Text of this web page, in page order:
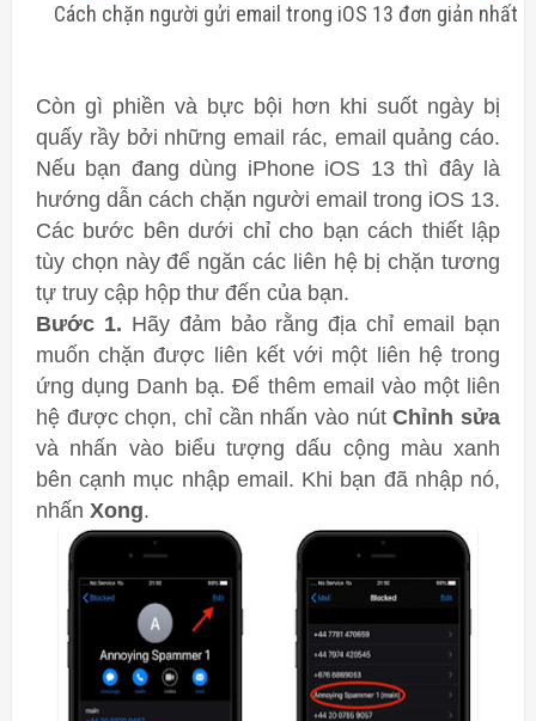
Cách chặn người gửi email trong iOS 13 đơn giản nhất
Còn gì phiền và bực bội hơn khi suốt ngày bị
quấy rầy bởi những email rác, email quảng cáo.
Nếu bạn đang dùng iPhone iOS 13 thì đây là
hướng dẫn cách chặn người email trong iOS 13.
Các bước bên dưới chỉ cho bạn cách thiết lập
tùy chọn này để ngăn các liên hệ bị chặn tương
tự truy cập hộp thư đến của bạn.
Bước 1. Hãy đảm bảo rằng địa chỉ email bạn
muốn chặn được liên kết với một liên hệ trong
ứng dụng Danh bạ. Để thêm email vào một liên
hệ được chọn, chỉ cần nhấn vào nútChỉnh sửa
và nhấn vào biểu tượng dấu cộng màu xanh
bên cạnh mục nhập email. Khi bạn đã nhập nó,
nhấn Xong.